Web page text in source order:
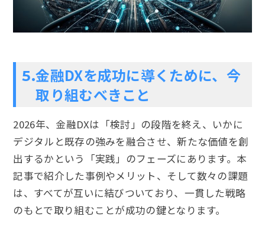
5.金融DXを成功に導くために、今
取り組むべきこと
2026年、金融DXは「検討」の段階を終え、いかに
デジタルと既存の強みを融合させ、新たな価値を創
出するかという「実践」のフェーズにあります。本
記事で紹介した事例やメリット、そして数々の課題
は、すべてが互いに結びついており、一貫した戦略
のもとで取り組むことが成功の鍵となります。